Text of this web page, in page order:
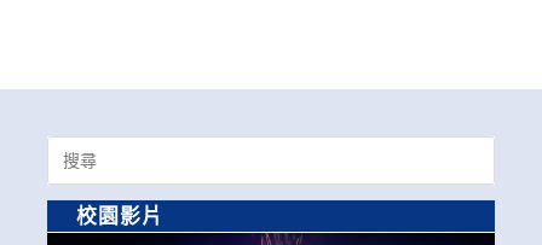
Search
for:
校園影片